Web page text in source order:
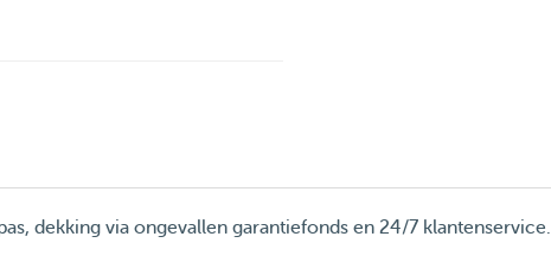
dekking via ongevallen garantiefonds en 24/7 klantenservice.